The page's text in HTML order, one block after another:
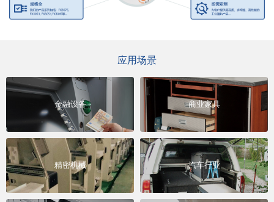
应用场景
金融设备 商业家具
精密机械 汽车行业